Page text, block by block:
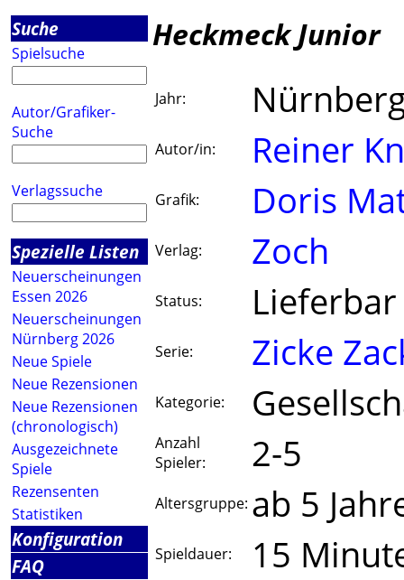
Suche
Spielsuche
Autor/Grafiker-
Suche
Verlagssuche
Spezielle Listen
Neuerscheinungen
Essen 2026
Neuerscheinungen
Nürnberg 2026
Neue Spiele
Neue Rezensionen
Neue Rezensionen
(chronologisch)
Ausgezeichnete
Spiele
Rezensenten
Statistiken
Konfiguration
FAQ
Heckmeck Junior
Jahr:
Autor/in: Reiner
Grafik: Doris
Verlag: Zoch
Status: Lieferbar
Serie: Zicke
Kategorie:
Anzahl
Spieler:
2-5
Altersgruppe: ab 5
Spieldauer: 15